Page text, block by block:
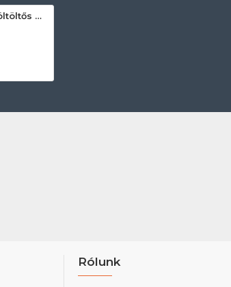
AEG LFR61844BE Elöltöltős mosógép
Rólunk